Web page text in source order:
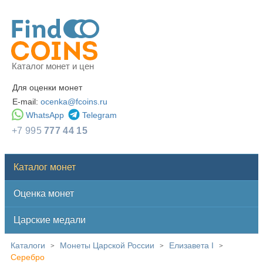
Каталог монет и цен
Для оценки монет
E-mail: ocenka@fcoins.ru
WhatsApp
Telegram
+7 995777 44 15
Каталог монет
Оценка монет
Царские медали
Каталоги > Монеты Царской России > Елизавета I >
Серебро